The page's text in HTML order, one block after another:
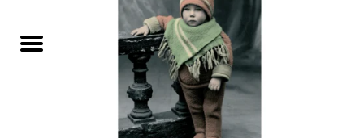
Handwerk Toebehoren
Magazines / Patronen / Boeken